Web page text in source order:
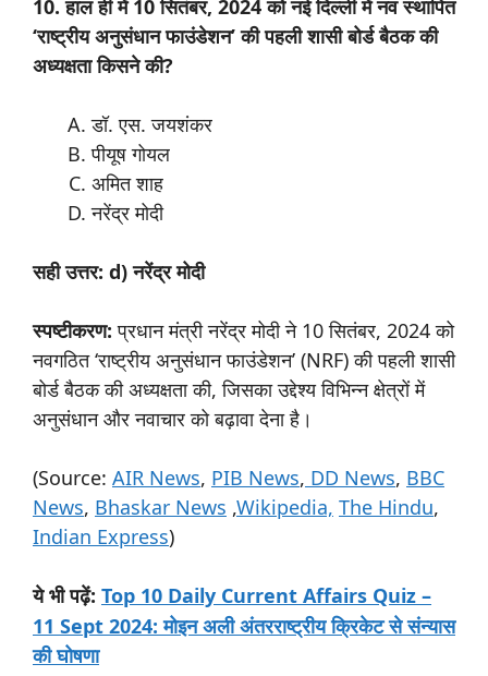
10. हाल ही में 10 सितंबर, 2024 को नई दिल्ली में नव स्थापित
‘राष्ट्रीय अनुसंधान फाउंडेशन’ की पहली शासी बोर्ड बैठक की
अध्यक्षता किसने की?
डॉ. एस. जयशंकर
पीयूष गोयल
अमित शाह
नरेंद्र मोदी
सही उत्तर: d) नरेंद्र मोदी
स्पष्टीकरण: प्रधान मंत्री नरेंद्र मोदी ने 10 सितंबर, 2024 को
नवगठित ‘राष्ट्रीय अनुसंधान फाउंडेशन’ (NRF) की पहली शासी
बोर्ड बैठक की अध्यक्षता की, जिसका उद्देश्य विभिन्न क्षेत्रों में
अनुसंधान और नवाचार को बढ़ावा देना है।
(Source: AIR News, PIB News, DD News, BBC
News, Bhaskar News ,Wikipedia, The Hindu,
Indian Express)
ये भी पढ़ें: Top 10 Daily Current Affairs Quiz –
11 Sept 2024: मोइन अली अंतरराष्ट्रीय क्रिकेट से संन्यास
की घोषणा